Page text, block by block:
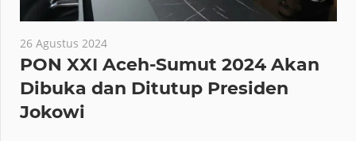
26 Agustus 2024
PON XXI Aceh-Sumut 2024 Akan
Dibuka dan Ditutup Presiden
Jokowi